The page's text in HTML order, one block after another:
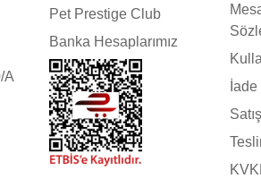
A
Pet Prestige Club
Banka Hesaplarımız